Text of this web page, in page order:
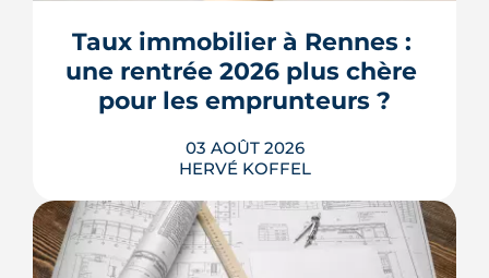
Taux immobilier à Rennes :
une rentrée 2026 plus chère
pour les emprunteurs ?
03 AOÛT 2026
HERVÉ KOFFEL